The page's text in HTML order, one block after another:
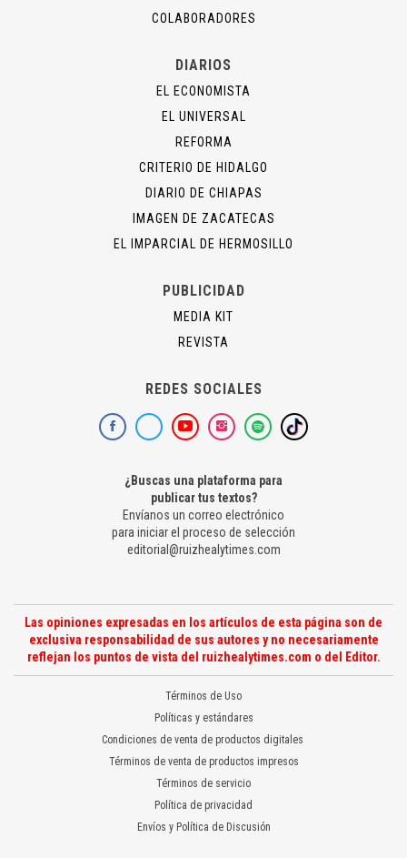
COLABORADORES
DIARIOS
EL ECONOMISTA
EL UNIVERSAL
REFORMA
CRITERIO DE HIDALGO
DIARIO DE CHIAPAS
IMAGEN DE ZACATECAS
EL IMPARCIAL DE HERMOSILLO
PUBLICIDAD
MEDIA KIT
REVISTA
REDES SOCIALES
¿Buscas una plataforma para
publicar tus textos?
Envíanos un correo electrónico
para iniciar el proceso de selección
editorial@ruizhealytimes.com
Las opiniones expresadas en los artículos de esta página son de
exclusiva responsabilidad de sus autores y no necesariamente
reflejan los puntos de vista del ruizhealytimes.com o del Editor.
Términos de Uso
Políticas y estándares
Condiciones de venta de productos digitales
Términos de venta de productos impresos
Términos de servicio
Política de privacidad
Envíos y Política de Discusión